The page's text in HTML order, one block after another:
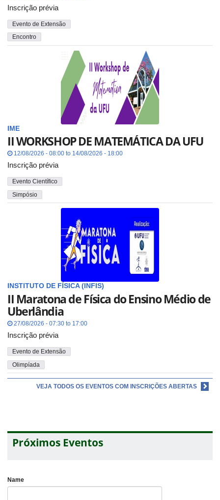
Inscrição prévia
Evento de Extensão
Encontro
IME
II WORKSHOP DE MATEMÁTICA DA UFU
12/08/2026 - 08:00 to 14/08/2026 - 18:00
Inscrição prévia
Evento Científico
Simpósio
INSTITUTO DE FÍSICA (INFIS)
II Maratona de Física do Ensino Médio de
Uberlândia
27/08/2026 - 07:30 to 17:00
Inscrição prévia
Evento de Extensão
Olimpíada
VEJA TODOS OS EVENTOS COM INSCRIÇÕES ABERTAS
Próximos Eventos
Name